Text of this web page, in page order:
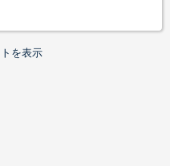
を表示